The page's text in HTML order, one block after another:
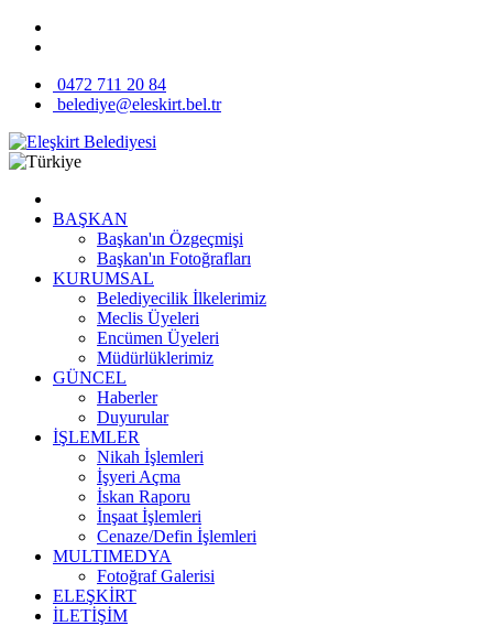
0472 711 20 84
belediye@eleskirt.bel.tr
BAŞKAN
Başkan'ın Özgeçmişi
Başkan'ın Fotoğrafları
KURUMSAL
Belediyecilik İlkelerimiz
Meclis Üyeleri
Encümen Üyeleri
Müdürlüklerimiz
GÜNCEL
Haberler
Duyurular
İŞLEMLER
Nikah İşlemleri
İşyeri Açma
İskan Raporu
İnşaat İşlemleri
Cenaze/Defin İşlemleri
MULTIMEDYA
Fotoğraf Galerisi
ELEŞKİRT
İLETİŞİM